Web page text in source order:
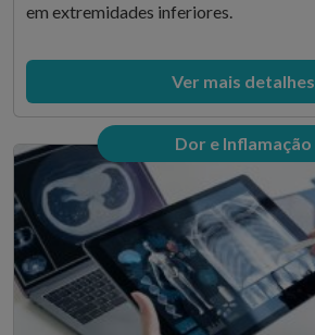
em extremidades inferiores.
Ver mais detalhes
Dor e Inflamação